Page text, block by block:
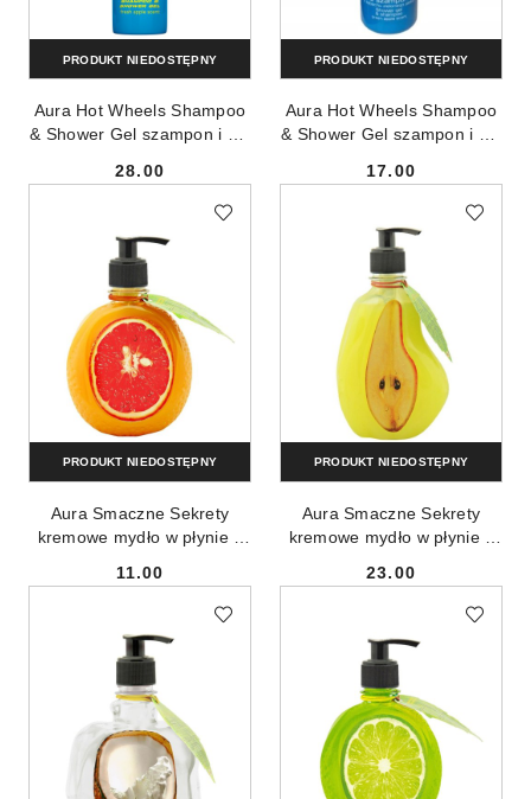
Aura Hot Wheels Shampoo
& Shower Gel szampon i żel
Fresh Apple 1000ml
Cena:
28.00
PRODUKT NIEDOSTĘPNY
Aura Hot Wheels Shampoo
& Shower Gel szampon i żel
Green Apple 500ml
Cena:
17.00
PRODUKT NIEDOSTĘPNY
Aura Smaczne Sekrety
kremowe mydło w płynie z
500mlCena:
11.00
PRODUKT NIEDOSTĘPNY
Aura Smaczne Sekrety
kremowe mydło w płynie z
Cena:
23.00
PRODUKT NIEDOSTĘPNY